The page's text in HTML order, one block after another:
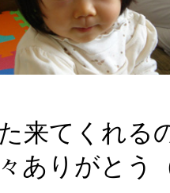
来てくれる
ありがとう